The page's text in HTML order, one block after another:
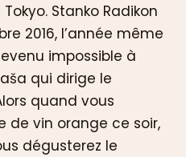
Stanko Radikon
2016, l’année même
impossible à
qui dirige le
quand vous
de vin orange ce soir,
dégusterez le